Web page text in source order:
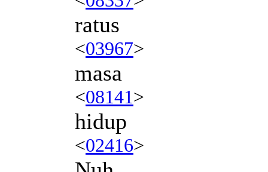
ratus
<03967>
masa
<08141>
hidup
<02416>